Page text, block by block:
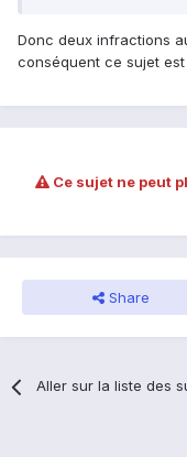
Donc deux infractions
conséquent ce sujet
Ce sujet ne peut
Share
Aller sur la liste des